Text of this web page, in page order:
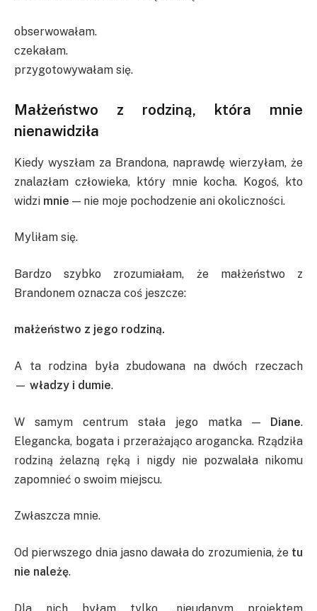
obserwowałam.
czekałam.
przygotowywałam się.
Małżeństwo z rodziną, która mnie
nienawidziła
Kiedy wyszłam za Brandona, naprawdę wierzyłam, że
znalazłam człowieka, który mnie kocha. Kogoś, kto
widzi mnie — nie moje pochodzenie ani okoliczności.
Myliłam się.
Bardzo szybko zrozumiałam, że małżeństwo z
Brandonem oznacza coś jeszcze:
małżeństwo z jego rodziną.
A ta rodzina była zbudowana na dwóch rzeczach
— władzy i dumie.
W samym centrum stała jego matka — Diane.
Elegancka, bogata i przerażająco arogancka. Rządziła
rodziną żelazną ręką i nigdy nie pozwalała nikomu
zapomnieć o swoim miejscu.
Zwłaszcza mnie.
Od pierwszego dnia jasno dawała do zrozumienia, że tu
nie należę.
Dla nich byłam tylko „nieudanym projektem